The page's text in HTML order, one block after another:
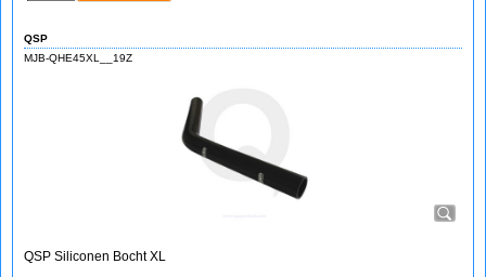
QSP
MJB-QHE45XL__19Z
QSP Siliconen Bocht XL